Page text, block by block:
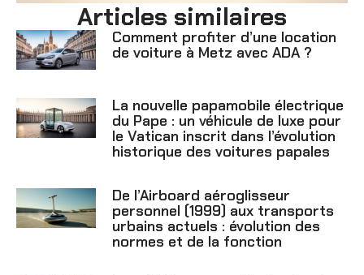
Articles similaires
Comment profiter d’une location
de voiture à Metz avec ADA ?
La nouvelle papamobile électrique
du Pape : un véhicule de luxe pour
le Vatican inscrit dans l’évolution
historique des voitures papales
De l’Airboard aéroglisseur
personnel (1999) aux transports
urbains actuels : évolution des
normes et de la fonction